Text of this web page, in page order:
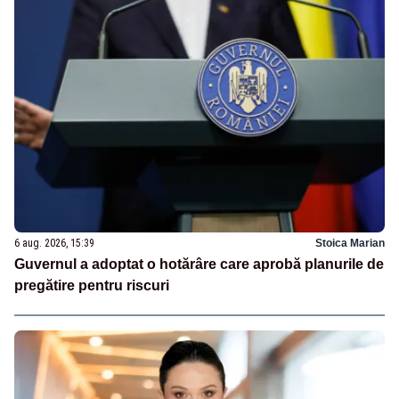
6 aug. 2026, 15:39 Stoica Marian
Guvernul a adoptat o hotărâre care aprobă planurile de
pregătire pentru riscuri